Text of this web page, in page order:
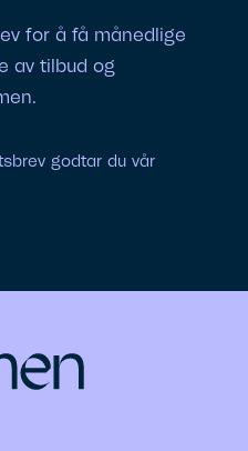
for å få månedlige
av tilbud og
godtar du vår